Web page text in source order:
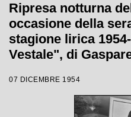
Ripresa notturna
occasione della
stagione lirica
Vestale", di
Visconti
07 DICEMBRE 1954